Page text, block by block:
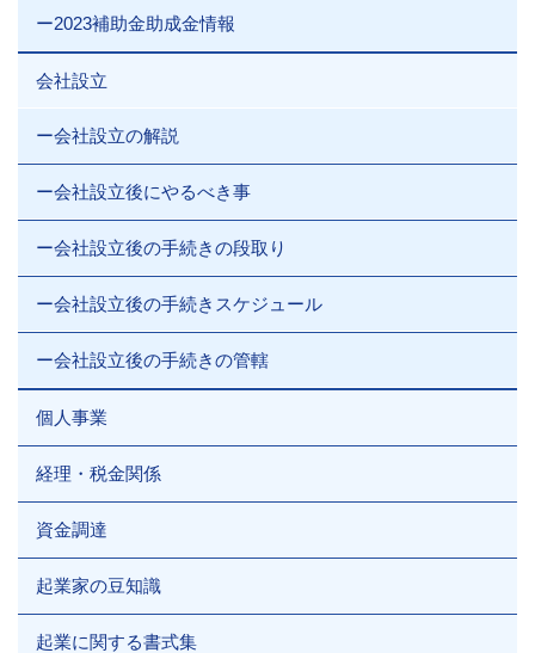
ー2023補助金助成金情報
会社設立
ー会社設立の解説
ー会社設立後にやるべき事
ー会社設立後の手続きの段取り
ー会社設立後の手続きスケジュール
ー会社設立後の手続きの管轄
個人事業
経理・税金関係
資金調達
起業家の豆知識
起業に関する書式集